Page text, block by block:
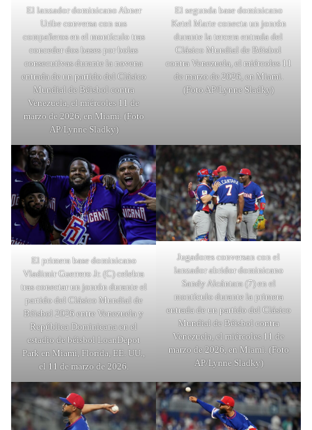
El lanzador dominicano Abner
Uribe conversa con sus
compañeros en el montículo tras
conceder dos bases por bolas
consecutivas durante la novena
entrada de un partido del Clásico
Mundial de Béisbol contra
Venezuela, el miércoles 11 de
marzo de 2026, en Miami. (Foto
AP/Lynne Sladky)
El segunda base dominicano
Ketel Marte conecta un jonrón
durante la tercera entrada del
Clásico Mundial de Béisbol
contra Venezuela, el miércoles 11
de marzo de 2026, en Miami.
(Foto AP/Lynne Sladky)
El primera base dominicano
Vladimir Guerrero Jr. (C) celebra
tras conectar un jonrón durante el
partido del Clásico Mundial de
Béisbol 2026 entre Venezuela y
República Dominicana en el
estadio de béisbol LoanDepot
Park en Miami, Florida, EE. UU.,
el 11 de marzo de 2026.
Jugadores conversan con el
lanzador abridor dominicano
Sandy Alcántara (7) en el
montículo durante la primera
entrada de un partido del Clásico
Mundial de Béisbol contra
Venezuela, el miércoles 11 de
marzo de 2026, en Miami. (Foto
AP/Lynne Sladky)